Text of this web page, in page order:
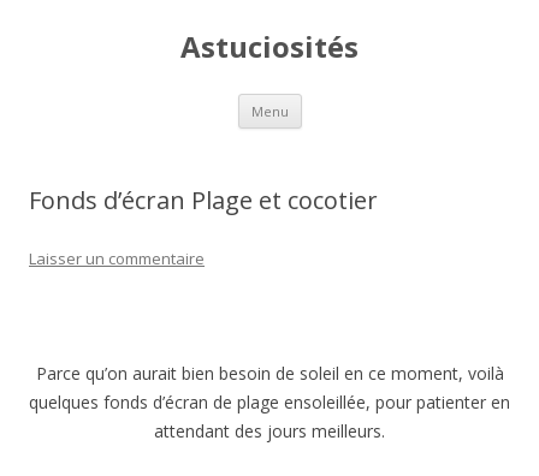
Astuciosités
Menu Aller
contenu
Fonds d’écran Plage et cocotier
Laisser un commentaire
Parce qu’on aurait bien besoin de soleil en ce moment, voilà
quelques fonds d’écran de plage ensoleillée, pour patienter en
attendant des jours meilleurs.